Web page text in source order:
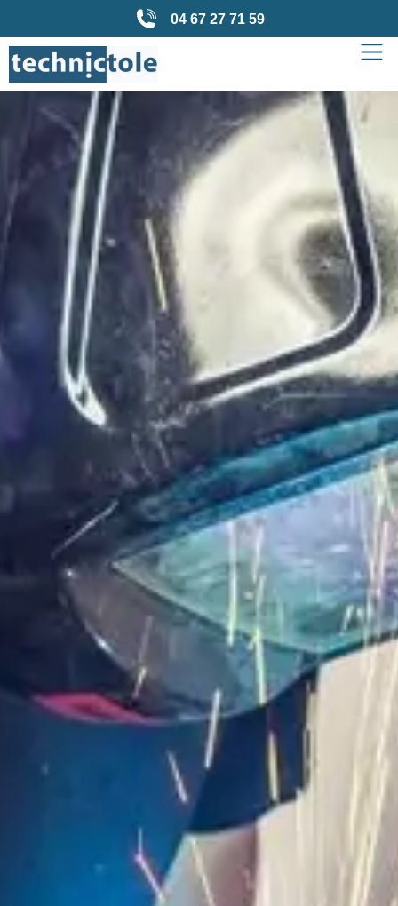
04 67 27 71 59